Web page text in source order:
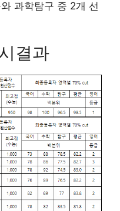
과학탐구 중 2개 선
결과